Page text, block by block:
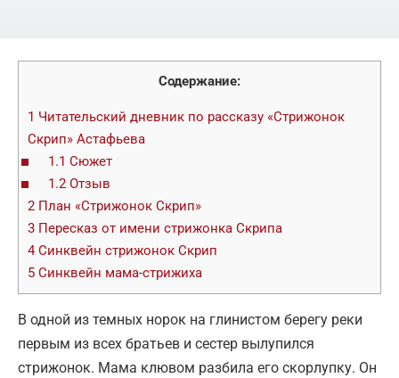
Содержание:
1 Читательский дневник по рассказу «Стрижонок
Скрип» Астафьева
1.1 Сюжет
1.2Отзыв
2 План «Стрижонок Скрип»
3 Пересказ от имени стрижонка Скрипа
4 Синквейн стрижонок Скрип
5 Синквейн мама-стрижиха
В одной из темных норок на глинистом берегу реки
первым из всех братьев и сестер вылупился
стрижонок. Мама клювом разбила его скорлупку. Он